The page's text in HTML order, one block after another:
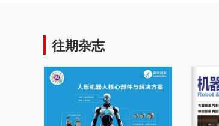
往期杂志